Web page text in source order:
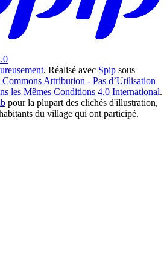
. Réalisé avec Spip sous
Attribution - Pas d’Utilisation
les Mêmes Conditions 4.0 International.
pour la plupart des clichés d'illustration,
du village qui ont participé.